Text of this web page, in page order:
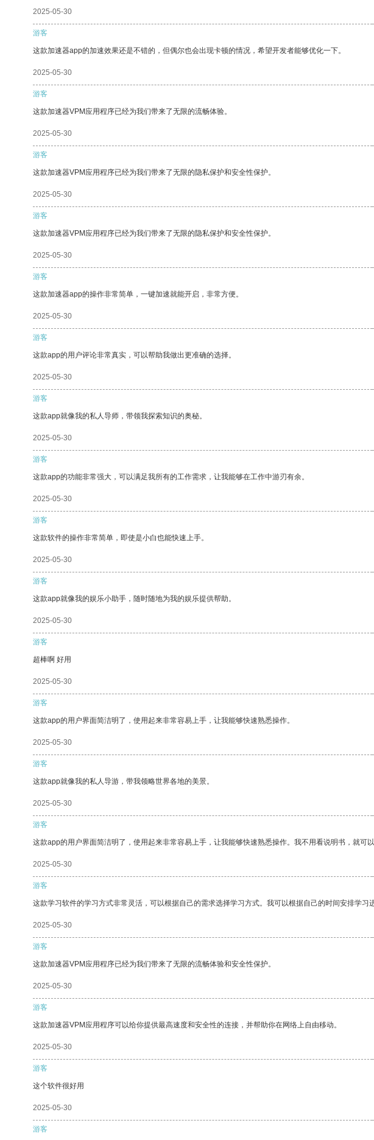
2025-05-30
游客
这款加速器app的加速效果还是不错的，但偶尔也会出现卡顿的情况，希望开发者能够优化一下。
2025-05-30
游客
这款加速器VPM应用程序已经为我们带来了无限的流畅体验。
2025-05-30
游客
这款加速器VPM应用程序已经为我们带来了无限的隐私保护和安全性保护。
2025-05-30
游客
这款加速器VPM应用程序已经为我们带来了无限的隐私保护和安全性保护。
2025-05-30
游客
这款加速器app的操作非常简单，一键加速就能开启，非常方便。
2025-05-30
游客
这款app的用户评论非常真实，可以帮助我做出更准确的选择。
2025-05-30
游客
这款app就像我的私人导师，带领我探索知识的奥秘。
2025-05-30
游客
这款app的功能非常强大，可以满足我所有的工作需求，让我能够在工作中游刃有余。
2025-05-30
游客
这款软件的操作非常简单，即使是小白也能快速上手。
2025-05-30
游客
这款app就像我的娱乐小助手，随时随地为我的娱乐提供帮助。
2025-05-30
游客
超棒啊 好用
2025-05-30
游客
这款app的用户界面简洁明了，使用起来非常容易上手，让我能够快速熟悉操作。
2025-05-30
游客
这款app就像我的私人导游，带我领略世界各地的美景。
2025-05-30
游客
这款app的用户界面简洁明了，使用起来非常容易上手，让我能够快速熟悉操作。我不用看说明书，就可
2025-05-30
游客
这款学习软件的学习方式非常灵活，可以根据自己的需求选择学习方式。我可以根据自己的时间安排学习进
2025-05-30
游客
这款加速器VPM应用程序已经为我们带来了无限的流畅体验和安全性保护。
2025-05-30
游客
这款加速器VPM应用程序可以给你提供最高速度和安全性的连接，并帮助你在网络上自由移动。
2025-05-30
游客
这个软件很好用
2025-05-30
游客